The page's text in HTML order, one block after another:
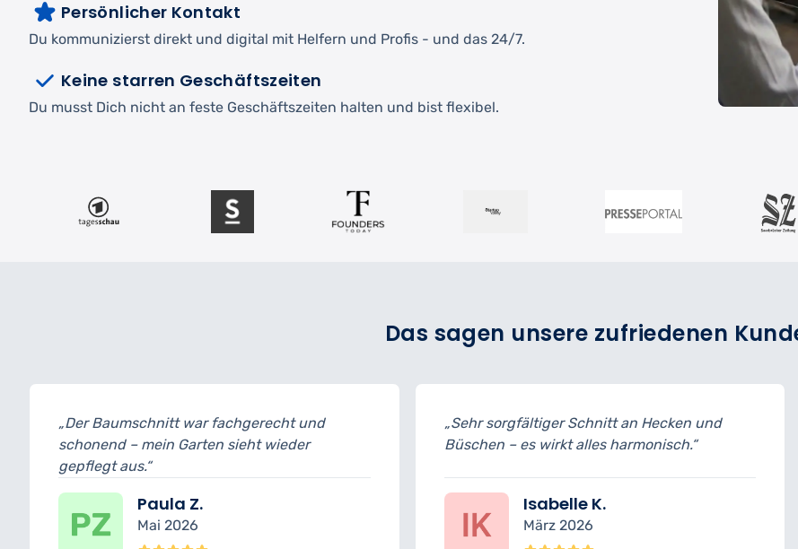
Persönlicher Kontakt
Du kommunizierst direkt und digital mit Helfern und Profis - und das 24/7.
Keine starren Geschäftszeiten
Du musst Dich nicht an feste Geschäftszeiten halten und bist flexibel.
Das sagen unsere zufriedenen
„Sehr sorgfältiger Schnitt an Hecken und
Büschen – es wirkt alles harmonisch.“
„Termine pünktlich eingehalten,
ohne Schäden – top Leistung.“